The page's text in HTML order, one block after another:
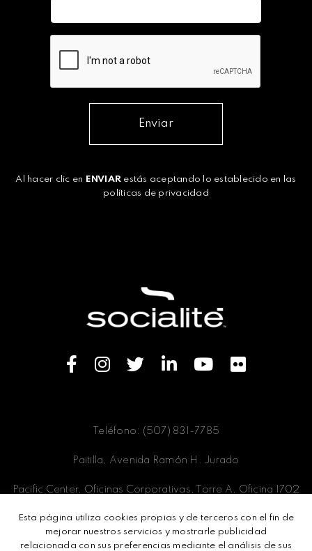
Enviar
Al hacer clic en ENVIAR estás aceptando lo establecido en las
políticas de privacidad
Teléfono: (507) 831-7785
Paitilla, Avenida Ramón H. Jurado
Pacific Center, Oficinas Corporativas, Torre A, Oficina 1702
Panamá, Ciudad de Panamá
Esta página utiliza cookies propias y de terceros con el fin de
mejorar nuestros servicios y mostrarle publicidad
relacionada con sus preferencias mediante el análisis de sus